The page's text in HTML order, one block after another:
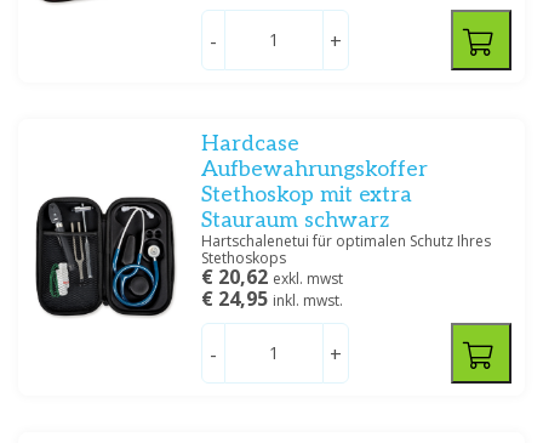
- +
Hardcase
Aufbewahrungskoffer
Stethoskop mit extra
Stauraum schwarz
Hartschalenetui für optimalen Schutz Ihres
Stethoskops
€ 20,62 exkl. mwst
€ 24,95 inkl. mwst.
- +